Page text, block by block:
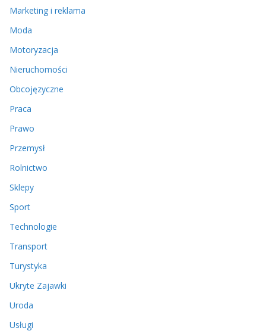
Marketing i reklama
Moda
Motoryzacja
Nieruchomości
Obcojęzyczne
Praca
Prawo
Przemysł
Rolnictwo
Sklepy
Sport
Technologie
Transport
Turystyka
Ukryte Zajawki
Uroda
Usługi